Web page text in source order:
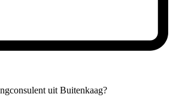
uit Buitenkaag?